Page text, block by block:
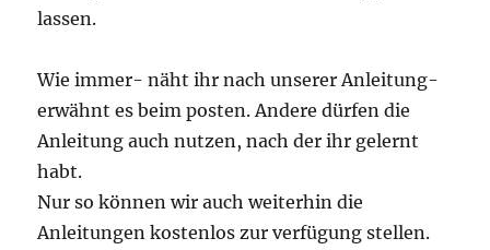
lassen.
Wie immer- näht ihr nach unserer Anleitung-
erwähnt es beim posten. Andere dürfen die
Anleitung auch nutzen, nach der ihr gelernt
habt.
Nur so können wir auch weiterhin die
Anleitungen kostenlos zur verfügung stellen.